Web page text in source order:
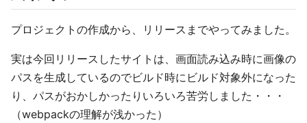
プロジェクトの作成から、リリースまでやってみました。
実は今回リリースしたサイトは、画面読み込み時に画像の
パスを生成しているのでビルド時にビルド対象外になった
り、パスがおかしかったりいろいろ苦労しました・・・
（webpackの理解が浅かった）